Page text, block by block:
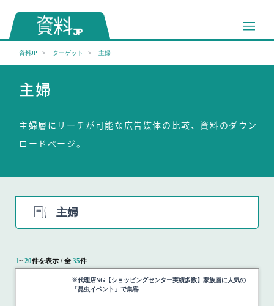
資料JP ターゲット 主婦
主婦
主婦層にリーチが可能な広告媒体の比較、資料のダウン
ロードページ。
主婦
1~ 20件を表示 / 全 35件
※代理店NG【ショッピングセンター実績多数】家族層に人気の
「昆虫イベント」で集客